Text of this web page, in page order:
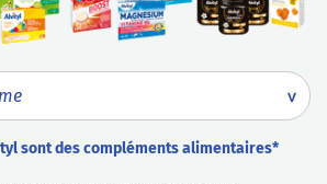
sont des compléments alimentaires*